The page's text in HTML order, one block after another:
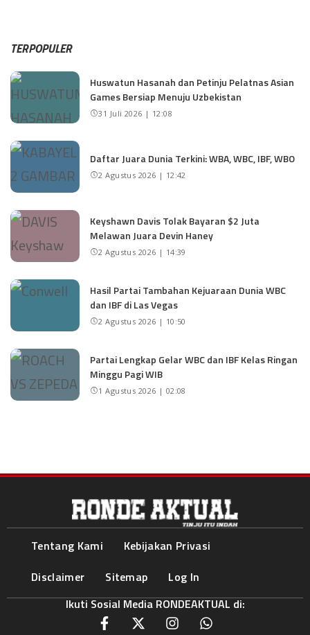
TERPOPULER
Huswatun Hasanah dan Petinju Pelatnas Asian
Games Bersiap Menuju Uzbekistan
31 Juli 2026 | 12:08
Daftar Juara Dunia Terkini: WBA, WBC, IBF, WBO
2 Agustus 2026 | 12:42
Keyshawn Davis Tolak Bayaran $2 Juta
Melawan Juara Devin Haney
2 Agustus 2026 | 14:39
Hasil Partai Tambahan Kejuaraan Dunia WBC
dan IBF di Las Vegas
2 Agustus 2026 | 10:50
Partai Lengkap Gelar WBC dan IBF Kelas Ringan
Minggu Pagi WIB
1 Agustus 2026 | 02:08
Tentang Kami
Kebijakan Privasi
Disclaimer
Sitemap
Log In
Ikuti Sosial Media RONDEAKTUAL di: